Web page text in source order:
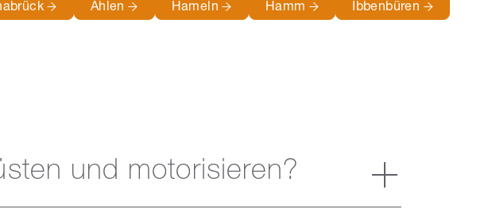
Ahlen Hameln Hamm Ibbenbüren
und motorisieren?